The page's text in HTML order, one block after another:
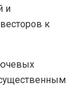
и
к